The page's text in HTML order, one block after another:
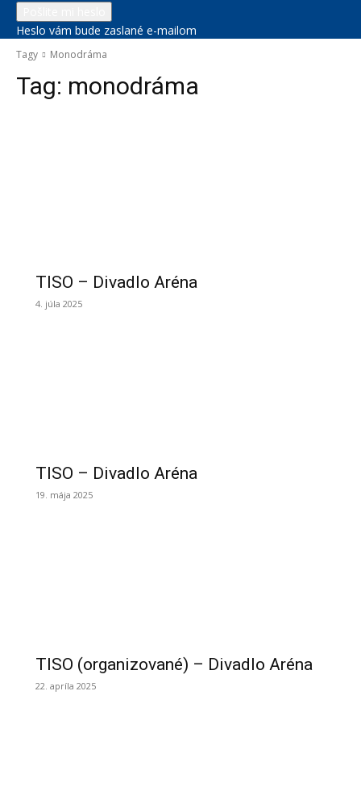
Heslo vám bude zaslané e-mailom
Tagy Monodráma
Tag: monodráma
TISO – Divadlo Aréna
4. júla 2025
TISO – Divadlo Aréna
19. mája 2025
TISO (organizované) – Divadlo Aréna
22. apríla 2025